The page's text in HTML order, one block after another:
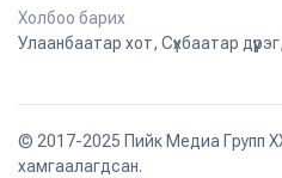
Холбоо барих
Улаанбаатар хот, Сүхбаатар
© 2017-2025 Пийк Медиа Групп
хамгаалагдсан.